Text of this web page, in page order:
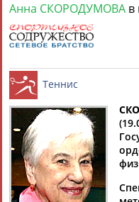
10
СПОРТСМЕНЫ,
Найдено: 13181
Аслаудин
Елена
Анна СКОРОДУМОВА в
Теннис